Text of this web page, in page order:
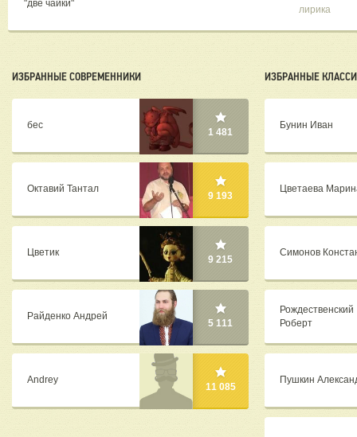
"две чайки"
лирика
ИЗБРАННЫЕ СОВРЕМЕННИКИ
бес
1 481
Октавий Тантал
9 193
Цветик
9 215
Райденко Андрей
5 111
Andrey
11 085
ИЗБРАННЫЕ
Бунин Иван
Цветаева
Симонов
Рождественский
Роберт
Пушкин